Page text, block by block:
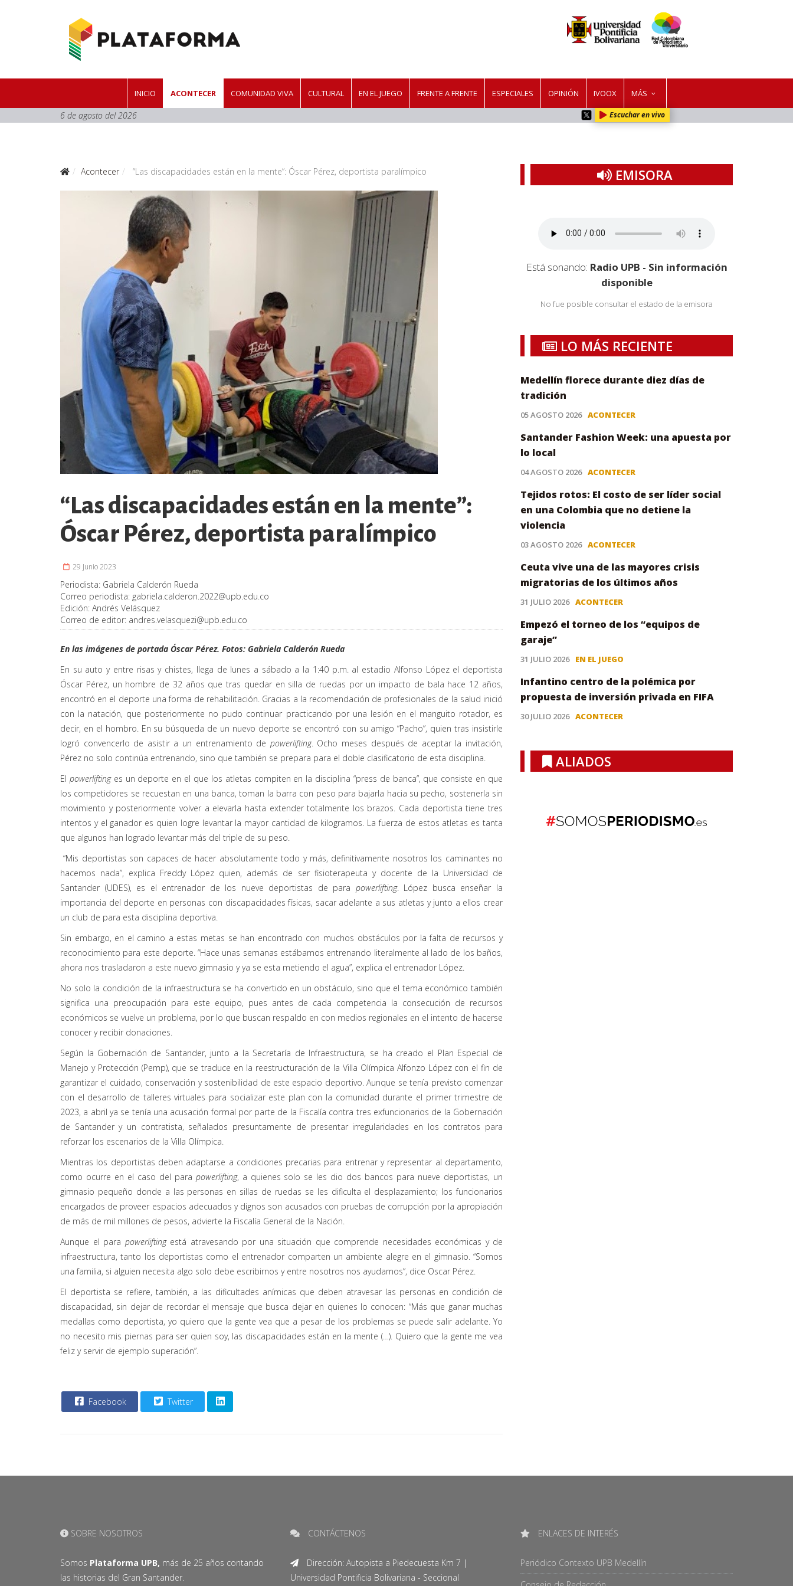
INICIO ACONTECER COMUNIDAD VIVA CULTURAL EN EL JUEGO FRENTE A FRENTE ESPECIALES OPINIÓN IVOOX MÁS
6 de agosto del 2026 Escuchar en vivo
Acontecer “Las discapacidades están en la mente”: Óscar Pérez, deportista paralímpico
“Las discapacidades están en la mente”:
Óscar Pérez, deportista paralímpico
29 Junio 2023
Periodista: Gabriela Calderón Rueda
Correo periodista: gabriela.calderon.2022@upb.edu.co
Edición: Andrés Velásquez
Correo de editor: andres.velasquezi@upb.edu.co
En las imágenes de portada Óscar Pérez. Fotos: Gabriela Calderón Rueda
En su auto y entre risas y chistes, llega de lunes a sábado a la 1:40 p.m. al estadio Alfonso López el deportista
Óscar Pérez, un hombre de 32 años que tras quedar en silla de ruedas por un impacto de bala hace 12 años,
encontró en el deporte una forma de rehabilitación. Gracias a la recomendación de profesionales de la salud inició
con la natación, que posteriormente no pudo continuar practicando por una lesión en el manguito rotador, es
decir, en el hombro. En su búsqueda de un nuevo deporte se encontró con su amigo “Pacho”, quien tras insistirle
logró convencerlo de asistir a un entrenamiento de powerlifting. Ocho meses después de aceptar la invitación,
Pérez no solo continúa entrenando, sino que también se prepara para el doble clasificatorio de esta disciplina.
El powerlifting es un deporte en el que los atletas compiten en la disciplina “press de banca”, que consiste en que
los competidores se recuestan en una banca, toman la barra con peso para bajarla hacia su pecho, sostenerla sin
movimiento y posteriormente volver a elevarla hasta extender totalmente los brazos. Cada deportista tiene tres
intentos y el ganador es quien logre levantar la mayor cantidad de kilogramos. La fuerza de estos atletas es tanta
que algunos han logrado levantar más del triple de su peso.
“Mis deportistas son capaces de hacer absolutamente todo y más, definitivamente nosotros los caminantes no
hacemos nada”, explica Freddy López quien, además de ser fisioterapeuta y docente de la Universidad de
Santander (UDES), es el entrenador de los nueve deportistas de para powerlifting. López busca enseñar la
importancia del deporte en personas con discapacidades físicas, sacar adelante a sus atletas y junto a ellos crear
un club de para esta disciplina deportiva.
Sin embargo, en el camino a estas metas se han encontrado con muchos obstáculos por la falta de recursos y
reconocimiento para este deporte. “Hace unas semanas estábamos entrenando literalmente al lado de los baños,
ahora nos trasladaron a este nuevo gimnasio y ya se esta metiendo el agua”, explica el entrenador López.
No solo la condición de la infraestructura se ha convertido en un obstáculo, sino que el tema económico también
significa una preocupación para este equipo, pues antes de cada competencia la consecución de recursos
económicos se vuelve un problema, por lo que buscan respaldo en con medios regionales en el intento de hacerse
conocer y recibir donaciones.
Según la Gobernación de Santander, junto a la Secretaría de Infraestructura, se ha creado el Plan Especial de
Manejo y Protección (Pemp), que se traduce en la reestructuración de la Villa Olímpica Alfonzo López con el fin de
garantizar el cuidado, conservación y sostenibilidad de este espacio deportivo. Aunque se tenía previsto comenzar
con el desarrollo de talleres virtuales para socializar este plan con la comunidad durante el primer trimestre de
2023, a abril ya se tenía una acusación formal por parte de la Fiscalía contra tres exfuncionarios de la Gobernación
de Santander y un contratista, señalados presuntamente de presentar irregularidades en los contratos para
reforzar los escenarios de la Villa Olímpica.
Mientras los deportistas deben adaptarse a condiciones precarias para entrenar y representar al departamento,
como ocurre en el caso del para powerlifting, a quienes solo se les dio dos bancos para nueve deportistas, un
gimnasio pequeño donde a las personas en sillas de ruedas se les dificulta el desplazamiento; los funcionarios
encargados de proveer espacios adecuados y dignos son acusados con pruebas de corrupción por la apropiación
de más de mil millones de pesos, advierte la Fiscalía General de la Nación.
Aunque el para powerlifting está atravesando por una situación que comprende necesidades económicas y de
infraestructura, tanto los deportistas como el entrenador comparten un ambiente alegre en el gimnasio. “Somos
una familia, si alguien necesita algo solo debe escribirnos y entre nosotros nos ayudamos”, dice Oscar Pérez.
El deportista se refiere, también, a las dificultades anímicas que deben atravesar las personas en condición de
discapacidad, sin dejar de recordar el mensaje que busca dejar en quienes lo conocen: “Más que ganar muchas
medallas como deportista, yo quiero que la gente vea que a pesar de los problemas se puede salir adelante. Yo
no necesito mis piernas para ser quien soy, las discapacidades están en la mente (…). Quiero que la gente me vea
feliz y servir de ejemplo superación”.
Facebook Twitter
EMISORA
Está sonando: Radio UPB - Sin información
disponible
No fue posible consultar el estado de la emisora
LO MÁS RECIENTE
Medellín florece durante diez días de
tradición
05 AGOSTO 2026 ACONTECER
Santander Fashion Week: una apuesta por
lo local
04 AGOSTO 2026 ACONTECER
Tejidos rotos: El costo de ser líder social
en una Colombia que no detiene la
violencia
03 AGOSTO 2026 ACONTECER
Ceuta vive una de las mayores crisis
migratorias de los últimos años
31 JULIO 2026 ACONTECER
Empezó el torneo de los “equipos de
garaje”
31 JULIO 2026 EN EL JUEGO
Infantino centro de la polémica por
propuesta de inversión privada en FIFA
30 JULIO 2026 ACONTECER
ALIADOS
SOBRE NOSOTROS
Somos Plataforma UPB, más de 25 años contando
las historias del Gran Santander.
CONTÁCTENOS
Dirección: Autopista a Piedecuesta Km 7 |
Universidad Pontificia Bolivariana - Seccional
ENLACES DE INTERÉS
Periódico Contexto UPB Medellín